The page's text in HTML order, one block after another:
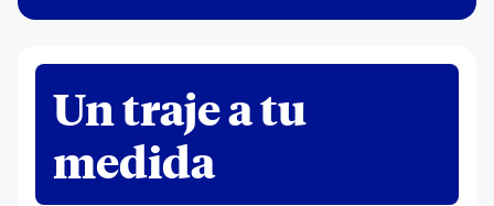
Un traje a tu
medida